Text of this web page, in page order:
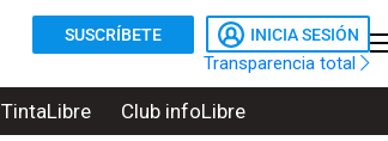
SUSCRÍBETE INICIA SESIÓN
Transparencia total
TintaLibre Club infoLibre